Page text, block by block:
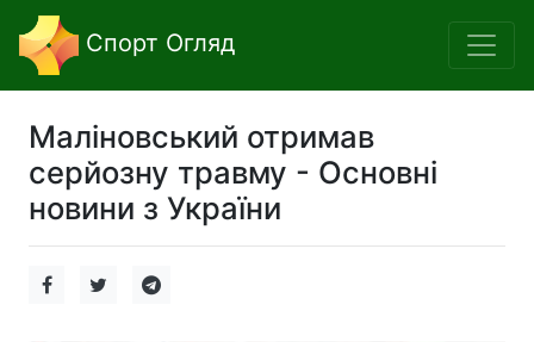
Спорт Огляд
Маліновський отримав
серйозну травму - Основні
новини з України